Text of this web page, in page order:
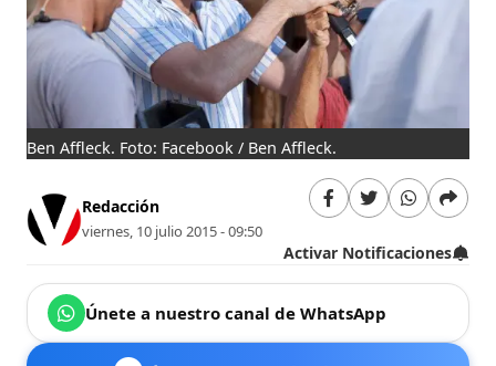
Ben Affleck. Foto: Facebook / Ben Affleck.
Redacción
viernes, 10 julio 2015 - 09:50
Activar Notificaciones
Únete a nuestro canal de WhatsApp